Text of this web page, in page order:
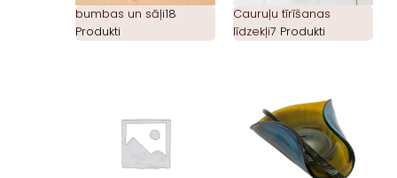
bumbas un sāļi18
Produkti
Cauruļu tīrīšanas
līdzekļi7 Produkti